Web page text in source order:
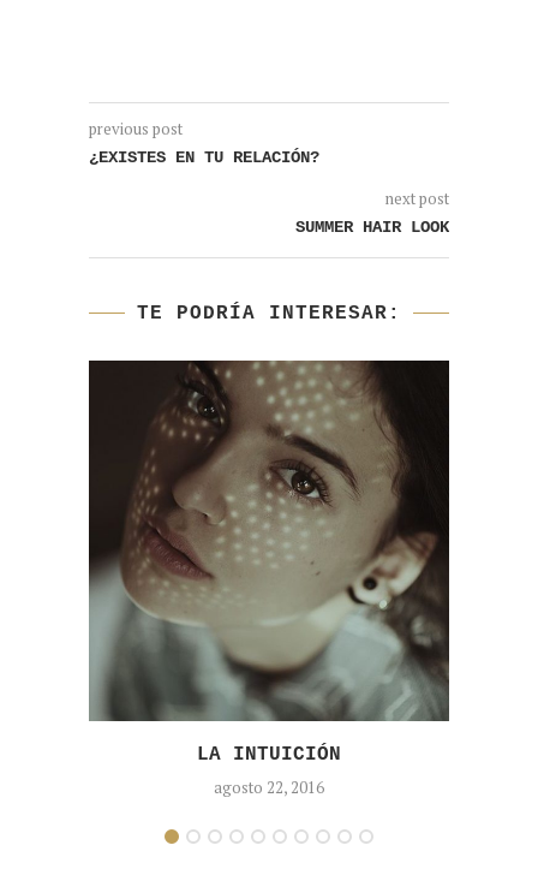
previous post
¿EXISTES EN TU RELACIÓN?
next post
SUMMER HAIR LOOK
TE PODRÍA INTERESAR:
LA INTUICIÓN
agosto 22, 2016